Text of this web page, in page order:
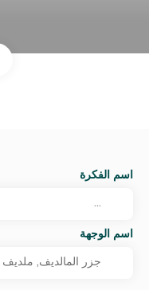
اسم الفكرة
اسم الوجهة